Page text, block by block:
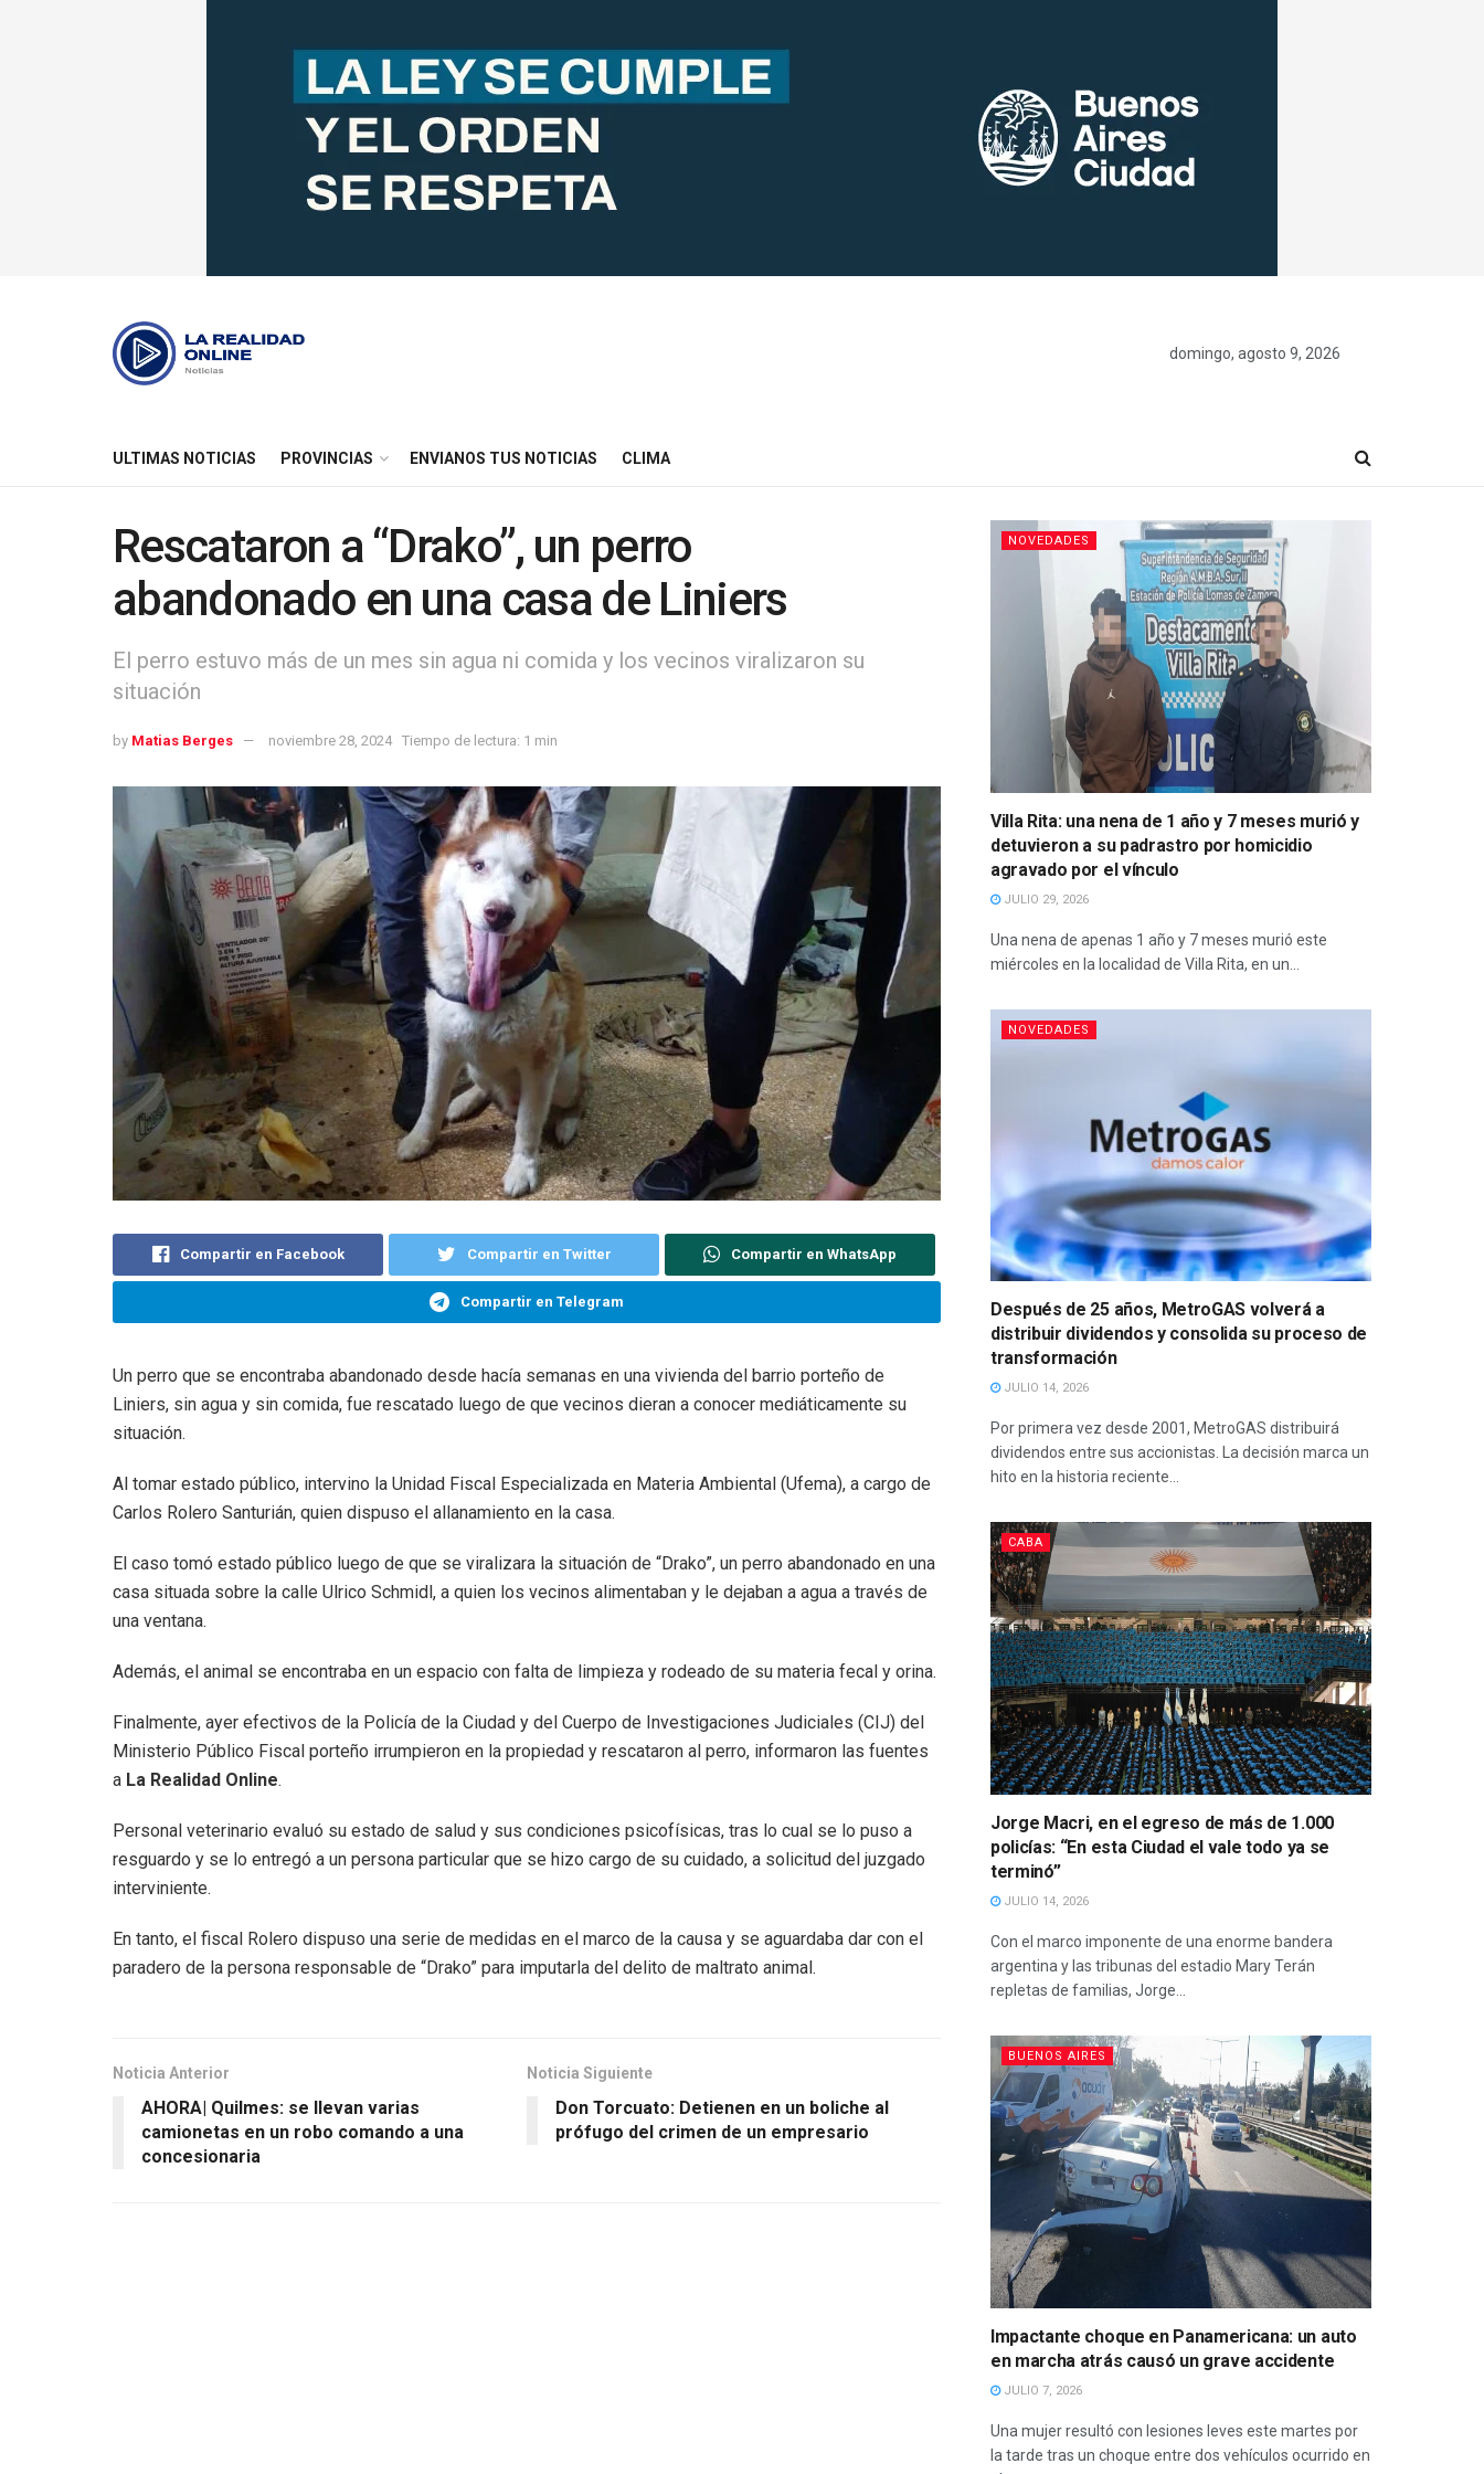
domingo, agosto 9, 2026
ULTIMAS NOTICIAS PROVINCIAS ENVIANOS TUS NOTICIAS CLIMA
Rescataron a “Drako”, un perro
abandonado en una casa de Liniers
El perro estuvo más de un mes sin agua ni comida y los vecinos viralizaron su
situación
by Matias Berges noviembre 28, 2024 Tiempo de lectura: 1 min
Compartir en Facebook Compartir en Twitter Compartir en WhatsApp
Compartir en Telegram
Un perro que se encontraba abandonado desde hacía semanas en una vivienda del barrio porteño de
Liniers, sin agua y sin comida, fue rescatado luego de que vecinos dieran a conocer mediáticamente su
situación.
Al tomar estado público, intervino la Unidad Fiscal Especializada en Materia Ambiental (Ufema), a cargo de
Carlos Rolero Santurián, quien dispuso el allanamiento en la casa.
El caso tomó estado público luego de que se viralizara la situación de “Drako”, un perro abandonado en una
casa situada sobre la calle Ulrico Schmidl, a quien los vecinos alimentaban y le dejaban a agua a través de
una ventana.
Además, el animal se encontraba en un espacio con falta de limpieza y rodeado de su materia fecal y orina.
Finalmente, ayer efectivos de la Policía de la Ciudad y del Cuerpo de Investigaciones Judiciales (CIJ) del
Ministerio Público Fiscal porteño irrumpieron en la propiedad y rescataron al perro, informaron las fuentes
a La Realidad Online.
Personal veterinario evaluó su estado de salud y sus condiciones psicofísicas, tras lo cual se lo puso a
resguardo y se lo entregó a un persona particular que se hizo cargo de su cuidado, a solicitud del juzgado
interviniente.
En tanto, el fiscal Rolero dispuso una serie de medidas en el marco de la causa y se aguardaba dar con el
paradero de la persona responsable de “Drako” para imputarla del delito de maltrato animal.
Noticia Anterior
AHORA| Quilmes: se llevan varias
camionetas en un robo comando a una
concesionaria
Noticia Siguiente
Don Torcuato: Detienen en un boliche al
prófugo del crimen de un empresario
NOVEDADES
Villa Rita: una nena de 1 año y 7 meses murió y
detuvieron a su padrastro por homicidio
agravado por el vínculo
JULIO 29, 2026
Una nena de apenas 1 año y 7 meses murió este
miércoles en la localidad de Villa Rita, en un...
NOVEDADES
Después de 25 años, MetroGAS volverá a
distribuir dividendos y consolida su proceso de
transformación
JULIO 14, 2026
Por primera vez desde 2001, MetroGAS distribuirá
dividendos entre sus accionistas. La decisión marca un
hito en la historia reciente...
CABA
Jorge Macri, en el egreso de más de 1.000
policías: “En esta Ciudad el vale todo ya se
terminó”
JULIO 14, 2026
Con el marco imponente de una enorme bandera
argentina y las tribunas del estadio Mary Terán
repletas de familias, Jorge...
BUENOS AIRES
Impactante choque en Panamericana: un auto
en marcha atrás causó un grave accidente
JULIO 7, 2026
Una mujer resultó con lesiones leves este martes por
la tarde tras un choque entre dos vehículos ocurrido en